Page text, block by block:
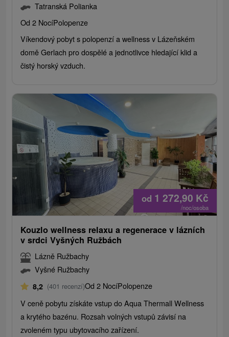
Tatranská Polianka
Od 2 NocíPolopenze
Víkendový pobyt s polopenzí a wellness v Lázeňském
domě Gerlach pro dospělé a jednotlivce hledající klid a
čistý horský vzduch.
od 1 272,90 Kč
/noc/osoba
Kouzlo wellness relaxu a regenerace v lázních
v srdci Vyšných Ružbách
Lázně Ružbachy
Vyšné Ružbachy
8,2 (401 recenzí)Od 2 NocíPolopenze
V ceně pobytu získáte vstup do Aqua Thermall Wellness
a krytého bazénu. Rozsah volných vstupů závisí na
zvoleném typu ubytovacího zařízení.